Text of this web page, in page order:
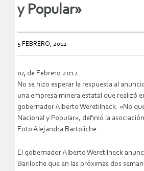
y Popular»
5 FEBRERO, 2012
04 de Febrero 2012
No se hizo esperar la respuesta al
una empresa minera estatal que realizó
gobernador Alberto Weretilneck. «No
Nacional y Popular», definió la
Foto Alejandra Bartoliche.
El gobernador Alberto Weretilneck
Bariloche que en las próximas dos